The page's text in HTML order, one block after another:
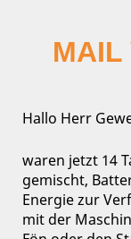
MAIL
Hallo Herr
waren jetzt 14
gemischt,
Energie zur
mit der